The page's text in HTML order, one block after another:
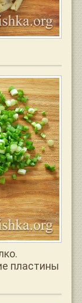
пластины